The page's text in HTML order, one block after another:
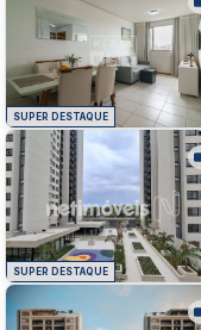
SUPER DESTAQUE
SUPER DESTAQUE